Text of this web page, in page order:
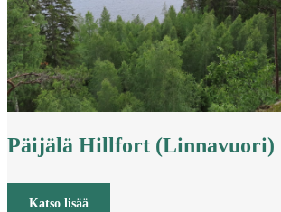
Päijälä Hillfort (Linnavuori)
Katso lisää